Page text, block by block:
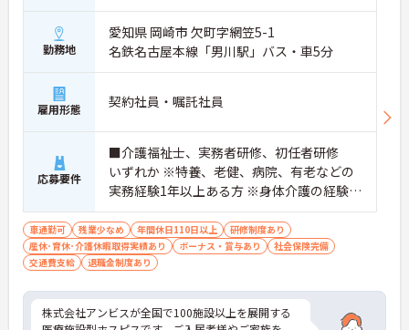
勤務地
愛知県 岡崎市 欠町字網笠5-1
名鉄名古屋本線「男川駅」バス・車5分
雇用形態 契約社員・嘱託社員
応募要件
■介護福祉士、実務者研修、初任者研修
いずれか ※特養、老健、病院、有老などの
実務経験1年以上ある方 ※身体介護の経験年
以上ある方、機械浴の使用の経験のある方
歓迎
車通勤可 残業少なめ 年間休日110日以上
研修制度あり
産休･育休･介護休暇取得実績あり
ボーナス・賞与あり
社会保険完備
交通費支給
退職金制度あり
株式会社アンビスが全国で100施設以上を展開する